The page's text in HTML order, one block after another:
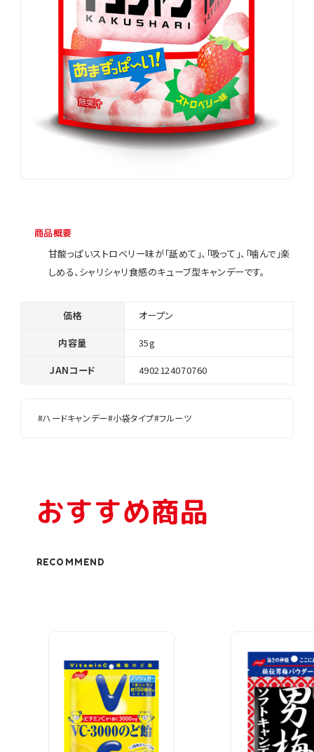
商品概要
甘酸っぱいストロベリー味が「舐めて」、「吸って」、「噛んで」楽
しめる、シャリシャリ食感のキューブ型キャンデーです。
価格 オープン
内容量 35g
JANコード 4902124070760
#ハードキャンデー#小袋タイプ#フルーツ
おすすめ商品
RECOMMEND